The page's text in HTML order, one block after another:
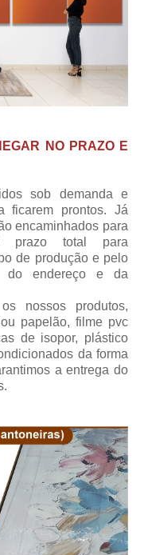
NO PRAZO E
sob demanda e
prontos. Já
encaminhados para
prazo total para
de produção e pelo
do endereço e da
nossos produtos,
papelão, filme pvc
de isopor, plástico
da forma
a entrega do